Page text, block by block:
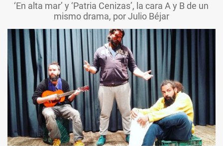
‘En alta mar’ y ‘Patria Cenizas’, la cara A y B de un
mismo drama, por Julio Béjar